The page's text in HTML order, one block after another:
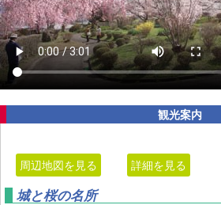
観光案内
周辺地図を見る 詳細を見る
城と桜の名所